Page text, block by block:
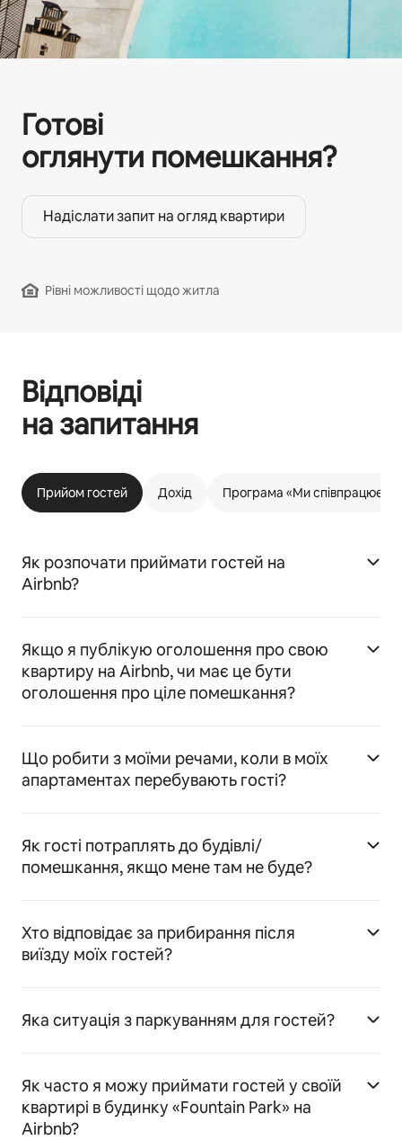
Готові
оглянути помешкання?
Надіслати запит на огляд квартири
Рівні можливості щодо житла
Відповіді
на запитання
Прийом гостей Дохід Програма «Ми співпрацюємо
Як розпочати приймати гостей на
Airbnb?
Якщо я публікую оголошення про свою
квартиру на Airbnb, чи має це бути
оголошення про ціле помешкання?
Що робити з моїми речами, коли в моїх
апартаментах перебувають гості?
Як гості потраплять до будівлі/
помешкання, якщо мене там не буде?
Хто відповідає за прибирання після
виїзду моїх гостей?
Яка ситуація з паркуванням для гостей?
Як часто я можу приймати гостей у своїй
квартирі в будинку «Fountain Park» на
Airbnb?